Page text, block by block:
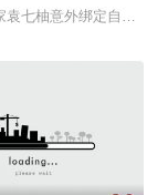
剿魔，初见独孤晴即中
社有限责任公司出品
袁七柚意外绑定自创漫